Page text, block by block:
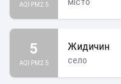
AQI PM2.5
5
AQI PM2.5
Жидичин
село